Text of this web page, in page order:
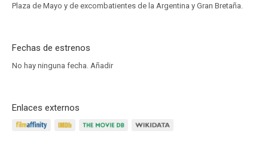
Plaza de Mayo y de excombatientes de la Argentina y Gran Bretaña.
Fechas de estrenos
No hay ninguna fecha. Añadir
Enlaces externos